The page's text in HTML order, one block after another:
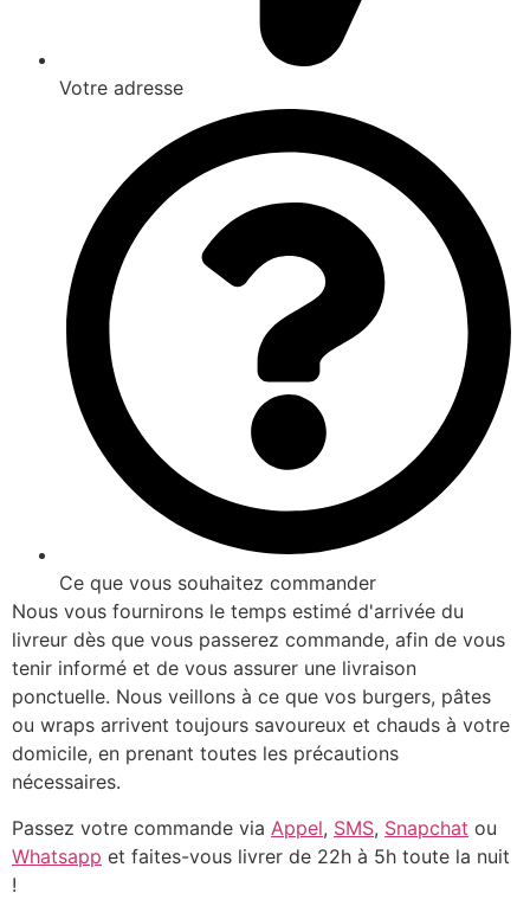
Votre adresse
Ce que vous souhaitez commander
Nous vous fournirons le temps estimé d'arrivée du
livreur dès que vous passerez commande, afin de vous
tenir informé et de vous assurer une livraison
ponctuelle. Nous veillons à ce que vos burgers, pâtes
ou wraps arrivent toujours savoureux et chauds à votre
domicile, en prenant toutes les précautions
nécessaires.
Passez votre commande via Appel, SMS, Snapchat ou
Whatsapp et faites-vous livrer de 22h à 5h toute la nuit
!